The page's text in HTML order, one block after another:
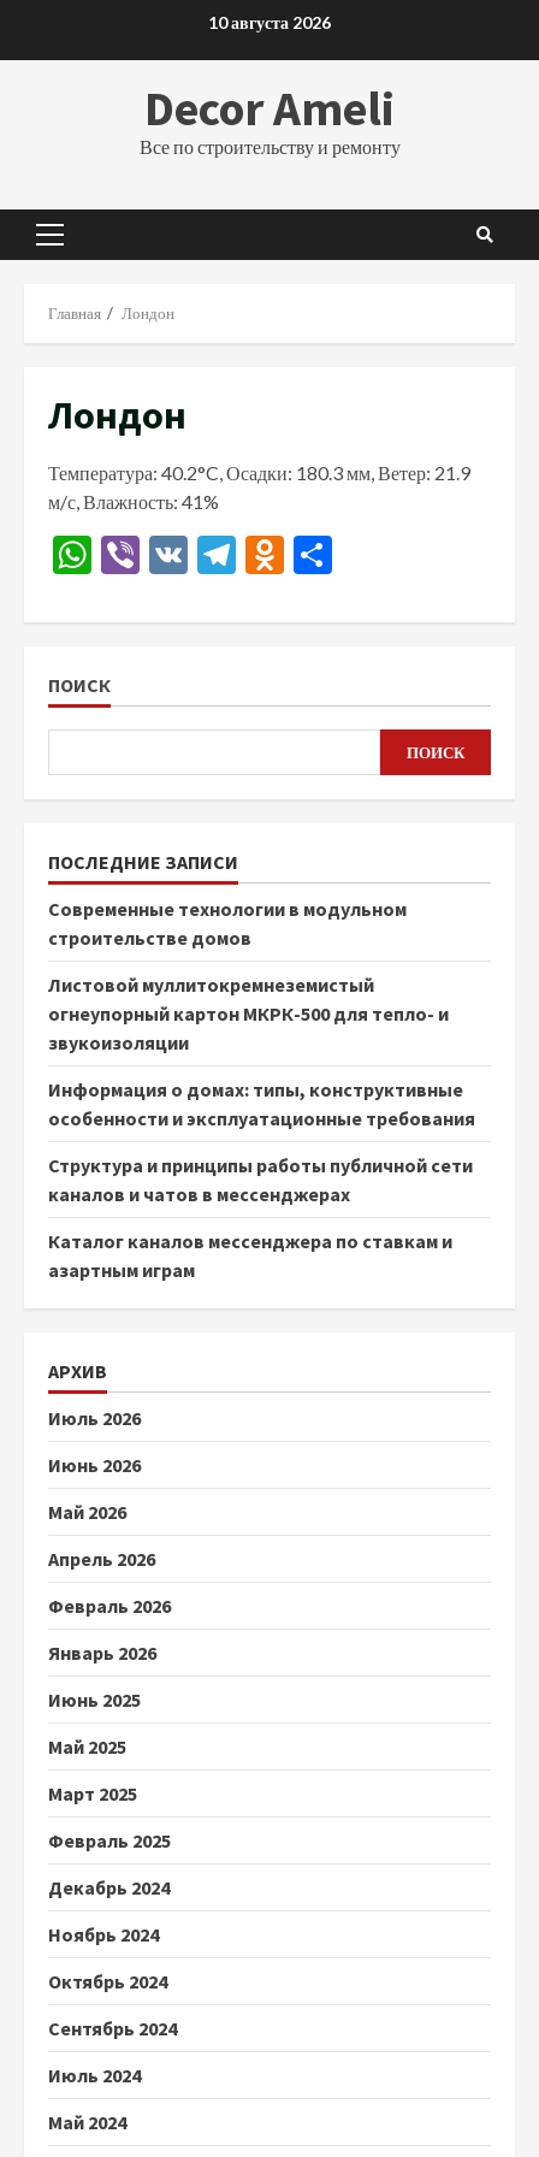
10 августа 2026
Decor Ameli
Все по строительству и ремонту
Основное
Главная Лондон
Лондон
Температура: 40.2°C, Осадки: 180.3 мм, Ветер: 21.9
м/с, Влажность: 41%
WhatsApp
Viber
VK Telegram
Odnoklassniki
ПОИСК
ПОИСК
ПОСЛЕДНИЕ ЗАПИСИ
Современные технологии в модульном
строительстве домов
Листовой муллитокремнеземистый
огнеупорный картон МКРК-500 для тепло- и
звукоизоляции
Информация о домах: типы, конструктивные
особенности и эксплуатационные требования
Структура и принципы работы публичной сети
каналов и чатов в мессенджерах
Каталог каналов мессенджера по ставкам и
азартным играм
АРХИВ
Июль 2026
Июнь 2026
Май 2026
Апрель 2026
Февраль 2026
Январь 2026
Июнь 2025
Май 2025
Март 2025
Февраль 2025
Декабрь 2024
Ноябрь 2024
Октябрь 2024
Сентябрь 2024
Июль 2024
Май 2024